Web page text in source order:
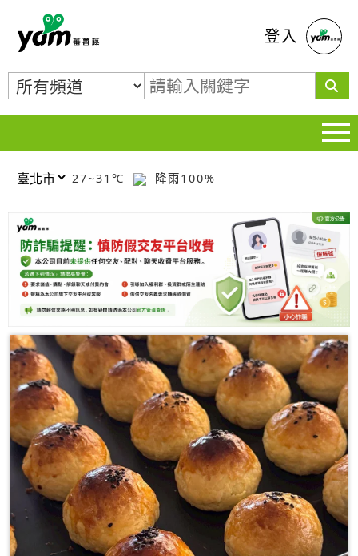
登入
27~31℃ 降雨100%